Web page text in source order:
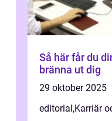
Så här får du
bränna ut dig
29 oktober 2025
editorial,Karriär